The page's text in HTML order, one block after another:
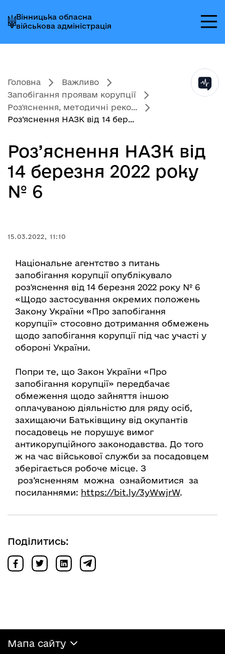
до
головного
меню
до
головного
вмісту
до
головного
колонтитула
Вінницька обласна
військова адміністрація
Головна
Важливо
Запобігання проявам корупції
Роз'яснення, методичні реко...
Роз’яснення НАЗК від 14 бер...
Роз’яснення НАЗК від
14 березня 2022 року
№ 6
15.03.2022, 11:10
Національне агентство з питань
запобігання корупції опублікувало
роз'яснення від 14 березня 2022 року № 6
«Щодо застосування окремих положень
Закону України «Про запобігання
корупції» стосовно дотримання обмежень
щодо запобігання корупції під час участі у
обороні України.
Попри те, що Закон України «Про
запобігання корупції» передбачає
обмеження щодо зайняття іншою
оплачуваною діяльністю для ряду осіб,
захищаючи Батьківщину від окупантів
посадовець не порушує вимог
антикорупційного законодавства. До того
ж на час військової служби за посадовцем
зберігається робоче місце. З
роз’ясненням можна ознайомитися за
посиланнями: https://bit.ly/3yWwjrW.
Поділитись:
Мапа сайту